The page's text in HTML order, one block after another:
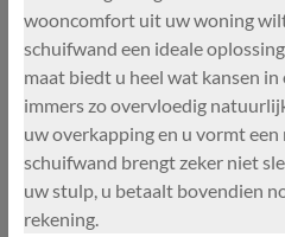
wooncomfort uit uw woning
schuifwand een ideale
maat biedt u heel wat kansen
immers zo overvloedig
uw overkapping en u vormt
schuifwand brengt zeker niet
uw stulp, u betaalt bovendien
rekening.